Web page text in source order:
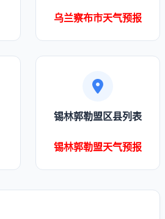
乌兰察布市天气预报
锡林郭勒盟区县列表
锡林郭勒盟天气预报